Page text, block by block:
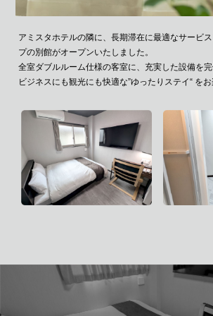
アミスタホテルの隣に、長期滞在に最適なサービ
プの別館がオープンいたしました。
全室ダブルルーム仕様の客室に、 充実した設備を完
ビジネスにも観光にも快適な”ゆったりステイ“ を